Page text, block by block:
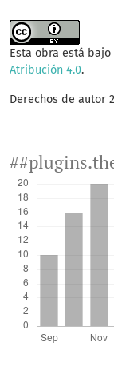
Esta obra está
Atribución 4.0.
Derechos de autor